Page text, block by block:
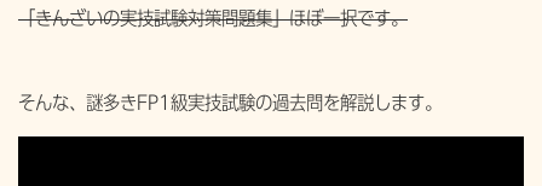
「きんざいの実技試験対策問題集」ほぼ一択です。
そんな、謎多きFP1級実技試験の過去問を解説します。